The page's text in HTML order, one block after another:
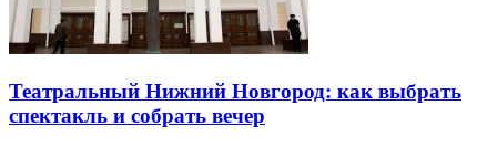
Театральный Нижний Новгород: как выбрать
спектакль и собрать вечер